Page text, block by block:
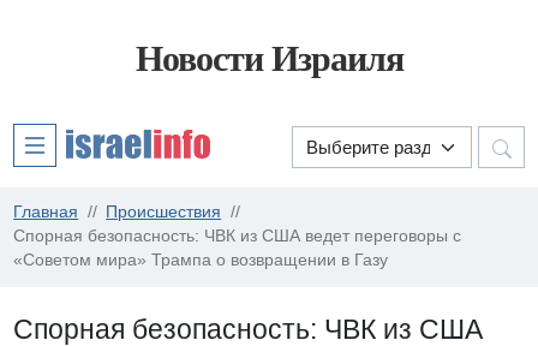
Новости Израиля
Главная
Происшествия
Спорная безопасность: ЧВК из США ведет переговоры с
«Советом мира» Трампа о возвращении в Газу
Спорная безопасность: ЧВК из США